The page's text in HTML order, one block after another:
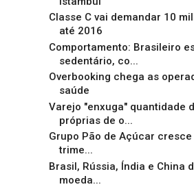
Classe C vai demandar 10
até 2016
Comportamento: Brasileiro
sedentário, co...
Overbooking chega as
saúde
Varejo "enxuga" quantidade
próprias de o...
Grupo Pão de Açúcar
trime...
Brasil, Rússia, Índia e China
moeda...